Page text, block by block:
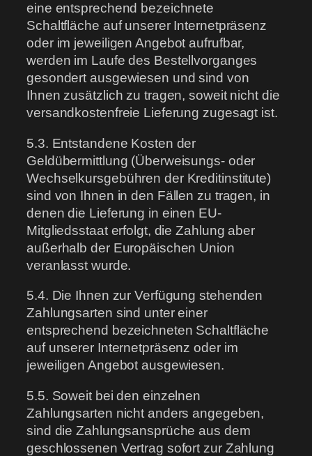
eine entsprechend bezeichnete
Schaltfläche auf unserer Internetpräsenz
oder im jeweiligen Angebot aufrufbar,
werden im Laufe des Bestellvorganges
gesondert ausgewiesen und sind von
Ihnen zusätzlich zu tragen, soweit nicht die
versandkostenfreie Lieferung zugesagt ist.
5.3. Entstandene Kosten der
Geldübermittlung (Überweisungs- oder
Wechselkursgebühren der Kreditinstitute)
sind von Ihnen in den Fällen zu tragen, in
denen die Lieferung in einen EU-
Mitgliedsstaat erfolgt, die Zahlung aber
außerhalb der Europäischen Union
veranlasst wurde.
5.4. Die Ihnen zur Verfügung stehenden
Zahlungsarten sind unter einer
entsprechend bezeichneten Schaltfläche
auf unserer Internetpräsenz oder im
jeweiligen Angebot ausgewiesen.
5.5. Soweit bei den einzelnen
Zahlungsarten nicht anders angegeben,
sind die Zahlungsansprüche aus dem
geschlossenen Vertrag sofort zur Zahlung